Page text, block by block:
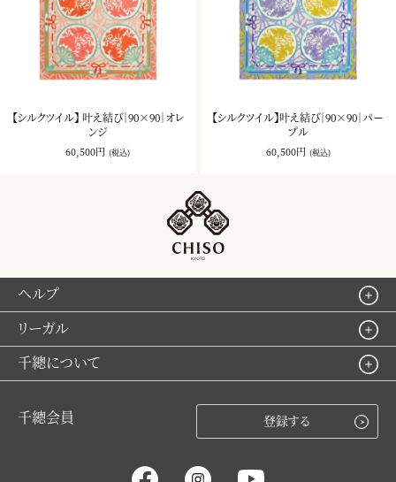
【シルクツイル】 叶え結び｜90×90｜オレ
ンジ
60,500円 (税込)
【シルクツイル】叶え結び｜90×90｜パー
プル
60,500円 (税込)
ヘルプ
リーガル
千總について
千總会員 登録する